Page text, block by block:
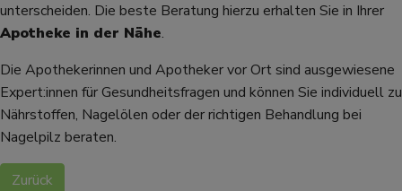
Zurück
unterscheiden. Die beste Beratung hierzu erhalten Sie in Ihrer
Apotheke in der Nähe.
Die Apothekerinnen und Apotheker vor Ort sind ausgewiesene
Expert:innen für Gesundheitsfragen und können Sie individuell zu
Nährstoffen, Nagelölen oder der richtigen Behandlung bei
Nagelpilz beraten.